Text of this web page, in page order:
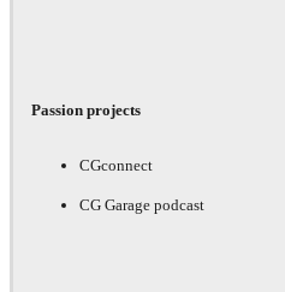
Passion projects
CGconnect
CG Garage podcast